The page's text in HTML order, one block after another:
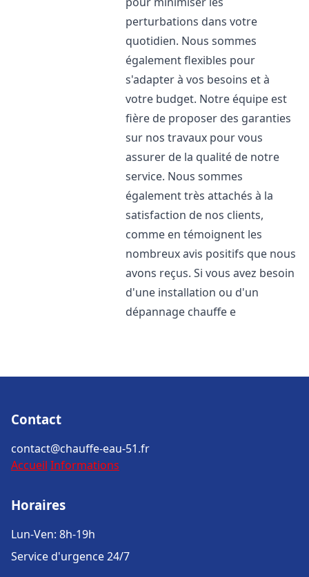
perturbations dans votre
quotidien. Nous sommes
également flexibles pour
s'adapter à vos besoins et à
votre budget. Notre équipe est
fière de proposer des garanties
sur nos travaux pour vous
assurer de la qualité de notre
service. Nous sommes
également très attachés à la
satisfaction de nos clients,
comme en témoignent les
nombreux avis positifs que nous
avons reçus. Si vous avez besoin
d'une installation ou d'un
dépannage chauffe e
Contact
contact@chauffe-eau-51.fr
Accueil Informations
Horaires
Lun-Ven: 8h-19h
Service d'urgence 24/7